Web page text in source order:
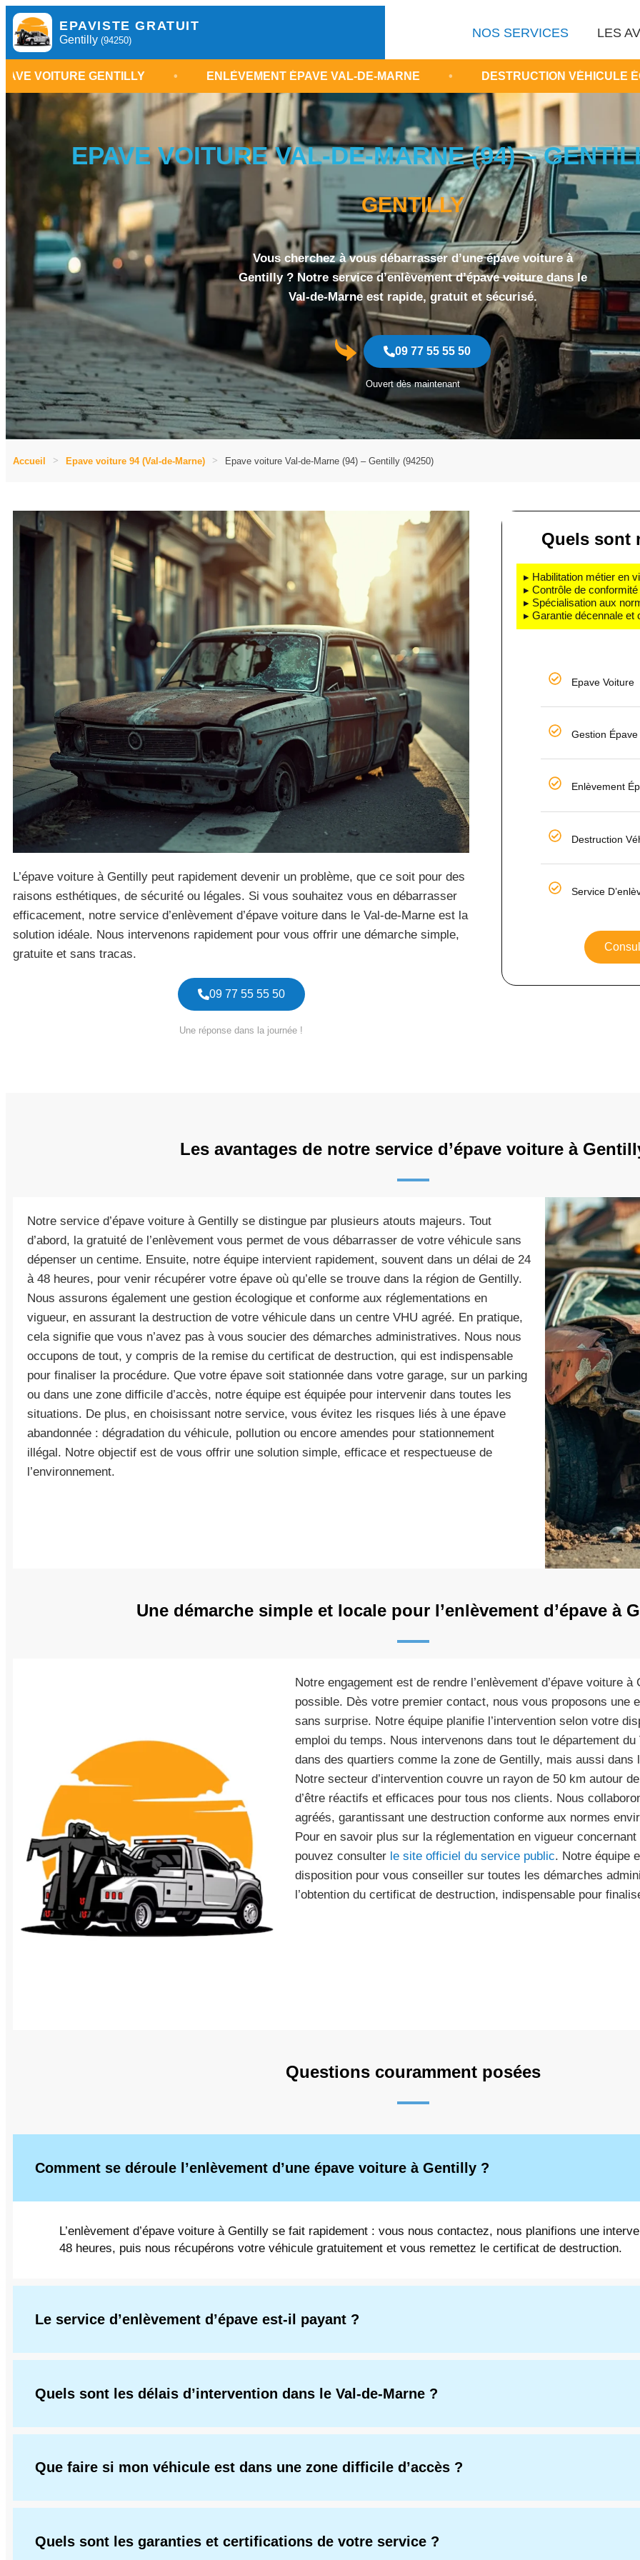
EPAVISTE GRATUIT
Gentilly (94250)
NOS SERVICES LES
GENTILLY • ENLÈVEMENT ÉPAVE VAL-DE-MARNE • DESTRUCTION VÉHICULE ÉCOLOGIQUE
EPAVE VOITURE VAL-DE-MARNE (94) –
GENTILLY
Vous cherchez à vous débarrasser d’une épave voiture à
Gentilly ? Notre service d’enlèvement d’épave voiture dans le
Val-de-Marne est rapide, gratuit et sécurisé.
09 77 55 55 50
Ouvert dès maintenant
Accueil Epave voiture 94 (Val-de-Marne) Epave voiture Val-de-Marne (94) – Gentilly (94250)
L’épave voiture à Gentilly peut rapidement devenir un problème, que ce soit pour des
raisons esthétiques, de sécurité ou légales. Si vous souhaitez vous en débarrasser
efficacement, notre service d’enlèvement d’épave voiture dans le Val-de-Marne est la
solution idéale. Nous intervenons rapidement pour vous offrir une démarche simple,
gratuite et sans tracas.
09 77 55 55 50
Une réponse dans la journée !
Quels sont
▸ Habilitation métier en
▸ Contrôle de
▸ Spécialisation aux
▸ Garantie décennale et
Epave Voiture
Gestion
Enlèvement
Destruction
Service
Les avantages de notre service d’épave voiture à
Notre service d’épave voiture à Gentilly se distingue par plusieurs atouts majeurs. Tout
d’abord, la gratuité de l’enlèvement vous permet de vous débarrasser de votre véhicule sans
dépenser un centime. Ensuite, notre équipe intervient rapidement, souvent dans un délai de 24
à 48 heures, pour venir récupérer votre épave où qu’elle se trouve dans la région de Gentilly.
Nous assurons également une gestion écologique et conforme aux réglementations en
vigueur, en assurant la destruction de votre véhicule dans un centre VHU agréé. En pratique,
cela signifie que vous n’avez pas à vous soucier des démarches administratives. Nous nous
occupons de tout, y compris de la remise du certificat de destruction, qui est indispensable
pour finaliser la procédure. Que votre épave soit stationnée dans votre garage, sur un parking
ou dans une zone difficile d’accès, notre équipe est équipée pour intervenir dans toutes les
situations. De plus, en choisissant notre service, vous évitez les risques liés à une épave
abandonnée : dégradation du véhicule, pollution ou encore amendes pour stationnement
illégal. Notre objectif est de vous offrir une solution simple, efficace et respectueuse de
l’environnement.
Une démarche simple et locale pour l’enlèvement d’épave à
Notre engagement est de rendre l’enlèvement d’épave voiture
possible. Dès votre premier contact, nous vous proposons une
sans surprise. Notre équipe planifie l’intervention selon votre
emploi du temps. Nous intervenons dans tout le département
dans des quartiers comme la zone de Gentilly, mais aussi dans
Notre secteur d’intervention couvre un rayon de 50 km autour
d’être réactifs et efficaces pour tous nos clients. Nous
agréés, garantissant une destruction conforme aux normes
Pour en savoir plus sur la réglementation en vigueur
pouvez consulter le site officiel du service public. Notre équipe
disposition pour vous conseiller sur toutes les démarches
l’obtention du certificat de destruction, indispensable pour
Questions couramment posées
Comment se déroule l’enlèvement d’une épave voiture à Gentilly ?
L’enlèvement d’épave voiture à Gentilly se fait rapidement : vous nous contactez, nous planifions une
48 heures, puis nous récupérons votre véhicule gratuitement et vous remettez le certificat de destruction.
Le service d’enlèvement d’épave est-il payant ?
Quels sont les délais d’intervention dans le Val-de-Marne ?
Que faire si mon véhicule est dans une zone difficile d’accès ?
Quels sont les garanties et certifications de votre service ?